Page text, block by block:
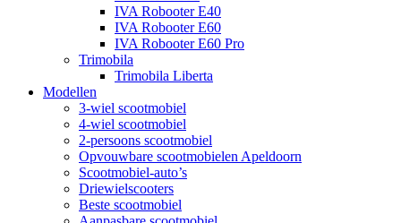
IVA Robooter E40
IVA Robooter E60
IVA Robooter E60 Pro
Trimobila
Trimobila Liberta
Modellen
3-wiel scootmobiel
4-wiel scootmobiel
2-persoons scootmobiel
Opvouwbare scootmobielen Apeldoorn
Scootmobiel-auto’s
Driewielscooters
Beste scootmobiel